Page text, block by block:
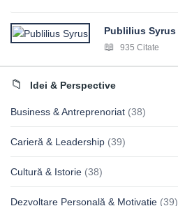
Publilius Syrus
935 Citate
Idei & Perspective
Business & Antreprenoriat (38)
Carieră & Leadership (39)
Cultură & Istorie (38)
Dezvoltare Personală & Motivație (39)